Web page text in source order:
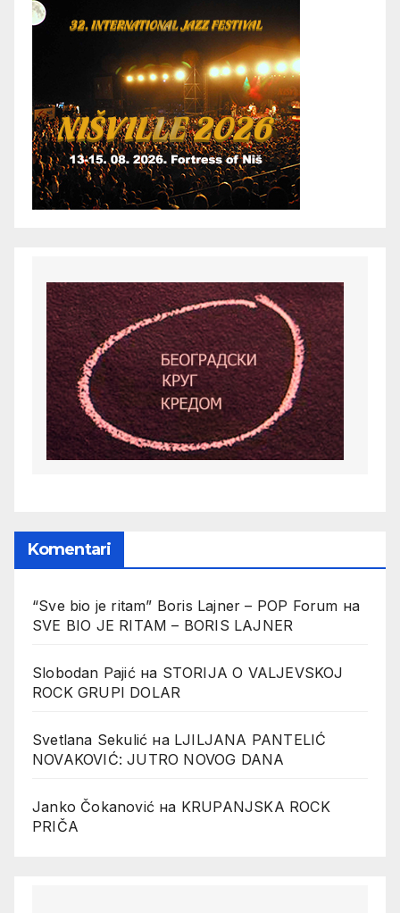
Komentari
“Sve bio je ritam” Boris Lajner – POP Forum на
SVE BIO JE RITAM – BORIS LAJNER
Slobodan Pajićна STORIJA O VALJEVSKOJ
ROCK GRUPI DOLAR
Svetlana Sekulić на LJILJANA PANTELIĆ
NOVAKOVIĆ: JUTRO NOVOG DANA
Janko Čokanović на KRUPANJSKA ROCK
PRIČA